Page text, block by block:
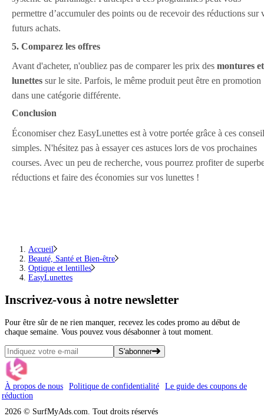
permettre d’accumuler des points ou de recevoir des réductions sur
futurs achats.
5. Comparez les offres
Avant d'acheter, n'oubliez pas de comparer les prix des montures et
lunettes sur le site. Parfois, le même produit peut être en promotion
dans une catégorie différente.
Conclusion
Économiser chez EasyLunettes est à votre portée grâce à ces
simples. N'hésitez pas à essayer ces astuces lors de vos prochaines
courses. Avec un peu de recherche, vous pourrez profiter de
réductions et faire des économies sur vos lunettes !
Accueil
Beauté, Santé et Bien-être
Optique et lentilles
EasyLunettes
Inscrivez-vous à notre newsletter
Pour être sûr de ne rien manquer, recevez les codes promo au début de
chaque semaine. Vous pouvez vous désabonner à tout moment.
S'abonner
À propos de nous Politique de confidentialité
Le guide des coupons de
réduction
2026 © SurfMyAds.com. Tout droits réservés